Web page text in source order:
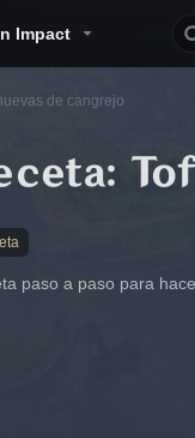
Impact
de cangrejo
paso a paso para